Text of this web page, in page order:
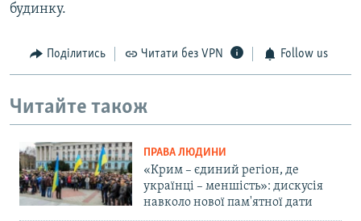
будинку.
Поділитись Читати без VPN Follow us
Читайте також
ПРАВА ЛЮДИНИ
«Крим – єдиний регіон, де
українці – меншість»: дискусія
навколо нової пам'ятної дати